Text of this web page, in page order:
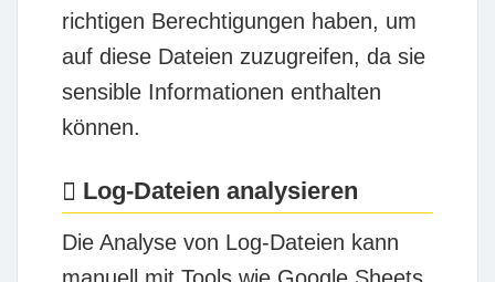
richtigen Berechtigungen haben, um
auf diese Dateien zuzugreifen, da sie
sensible Informationen enthalten
können.
Log-Dateien analysieren
Die Analyse von Log-Dateien kann